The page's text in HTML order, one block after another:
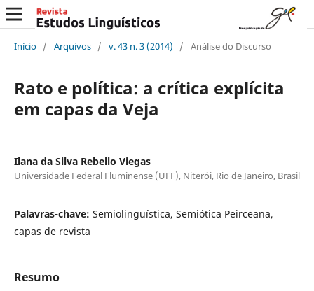
Início / Arquivos / v. 43 n. 3 (2014) / Análise do Discurso
Rato e política: a crítica explícita
em capas da Veja
Ilana da Silva Rebello Viegas
Universidade Federal Fluminense (UFF), Niterói, Rio de Janeiro, Brasil
Palavras-chave: Semiolinguística, Semiótica Peirceana,
capas de revista
Resumo